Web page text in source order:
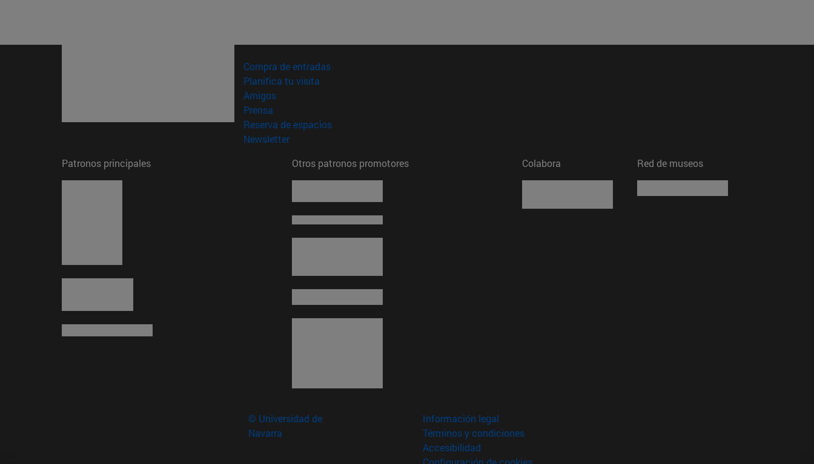
Compra de entradas(abre en nueva ventana)
Planifica tu visita
Amigos(abre en nueva ventana)
Prensa
Reserva de espacios(abre en nueva ventana)
Newsletter(abre en nueva ventana)
Patronos principales
Otros patronos promotores Colabora Red de museos
© Universidad de
Navarra
Información legal
Términos y condiciones
Accesibilidad